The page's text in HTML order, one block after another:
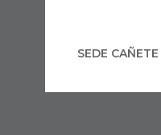
SEDE CAÑETE